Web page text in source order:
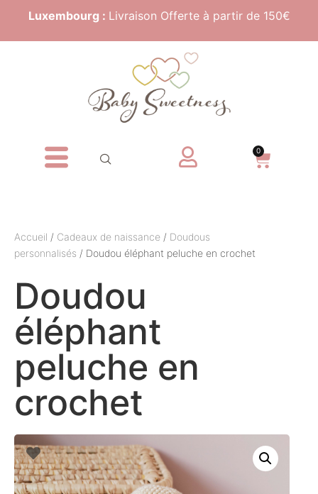
Luxembourg : Livraison Offerte à partir de 150€
0
Accueil / Cadeaux de naissance / Doudous
personnalisés / Doudou éléphant peluche en crochet
Doudou
éléphant
peluche en
crochet